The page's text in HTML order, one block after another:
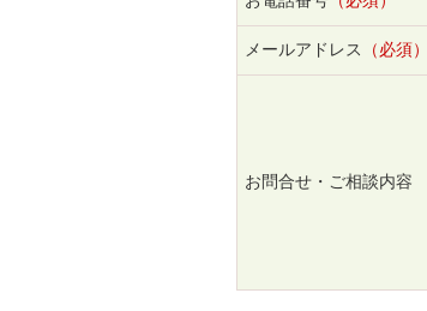
メールアドレス （必須）
お問合せ・ご相談内容